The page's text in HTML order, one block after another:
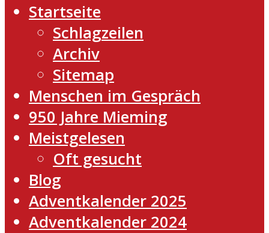
Startseite
Schlagzeilen
Archiv
Sitemap
Menschen im Gespräch
950 Jahre Mieming
Meistgelesen
Oft gesucht
Blog
Adventkalender 2025
Adventkalender 2024